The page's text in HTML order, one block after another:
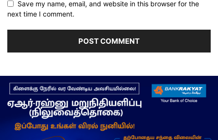
Save my name, email, and website in this browser for the
next time I comment.